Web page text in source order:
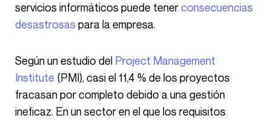
servicios informáticos puede tenerconsecuencias
desastrosas para la empresa.
Según un estudio del Project Management
Institute (PMI), casi el 11,4 % de los proyectos
fracasan por completo debido a una gestión
ineficaz. En un sector en el que los requisitos